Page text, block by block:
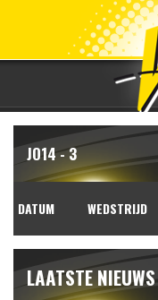
JO14 - 3
DATUM WEDSTRIJD
LAATSTE NIEUWS